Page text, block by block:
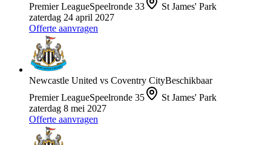
Premier LeagueSpeelronde 33
St James' Park
zaterdag 24 april 2027
Offerte aanvragen
Newcastle United vs Coventry CityBeschikbaar
Premier LeagueSpeelronde 35
St James' Park
zaterdag 8 mei 2027
Offerte aanvragen